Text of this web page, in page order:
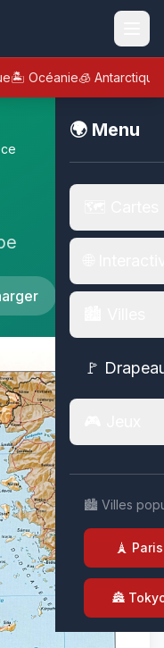
🏝️ Océanie🧊 Antarctique
🌍 Menu
🚩
🏙️ Villes
🗼 Paris
🏯